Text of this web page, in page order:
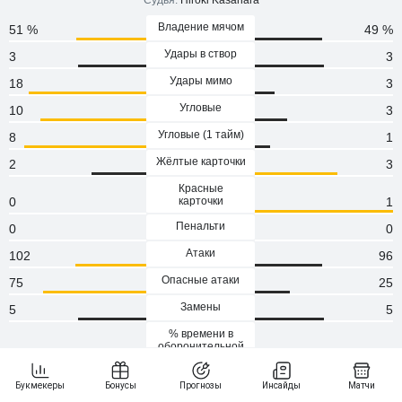
51 % Владение мячом
49 %
3
Удары в створ
3
18
Удары мимо
3
10
Угловые
3
8
Угловые (1 тaйм)
1
2
Жёлтые карточки 3
0
Красные
карточки
1
0
Пенальти
0
102
Атаки
96
75
Опасные атаки
25
5
Замены 5
20.20
% времени в
оборонительной
трети
33.80
24
Кроссы